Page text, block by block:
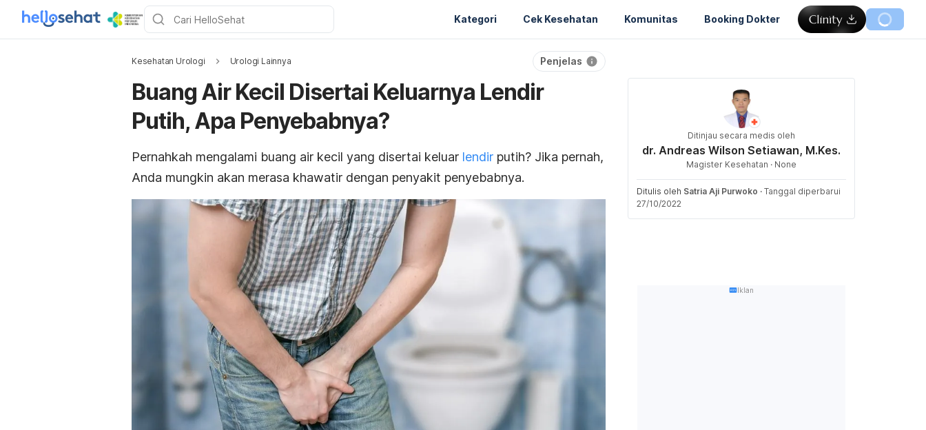
Kategori Cek Kesehatan Komunitas Booking Dokter
Kesehatan Urologi Urologi Lainnya Penjelas
Buang Air Kecil Disertai Keluarnya Lendir
Putih, Apa Penyebabnya?
Pernahkah mengalami buang air kecil yang disertai keluar lendir putih? Jika pernah,
Anda mungkin akan merasa khawatir dengan penyakit penyebabnya.
Ditinjau secara medis oleh
dr. Andreas Wilson Setiawan, M.Kes.
Magister Kesehatan · None
Ditulis oleh Satria Aji Purwoko · Tanggal diperbarui
27/10/2022
Iklan